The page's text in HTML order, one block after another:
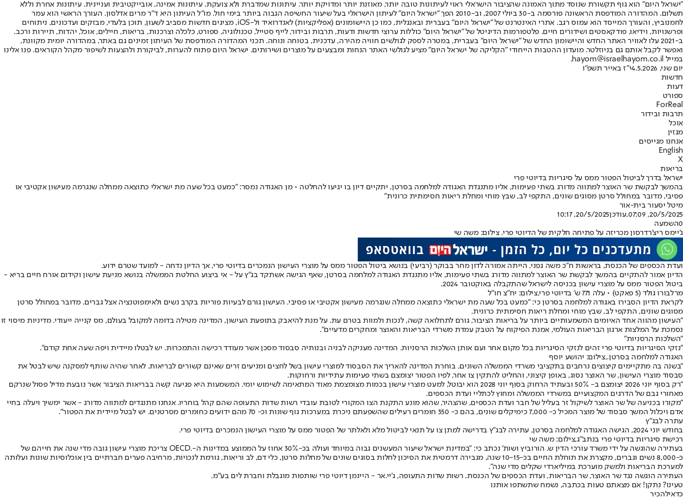
"ישראל היום" הוא גוף תקשורת שנוסד מתוך האמונה שהציבור הישראלי ראוי לעיתונות טובה יותר, מאוזנת יותר ומדויקת יותר. עיתונות שמדברת ולא צועקת. עיתונות אמינה, אובייקטיבית ועניינית. עיתונות אחרת וללא
תשלום. המהדורה המודפסת הראשונה פורסמה ב-30 ביולי 2007, וב-2010 הפך "ישראל היום" לעיתון הישראלי בעל שיעור החשיפה הגבוה ביותר בימי חול. מו"ל העיתון היא ד"ר מרים אדלסון. העורך הראשי הוא עמר
לחמנוביץ, והעורך המייסד הוא עמוס רגב. אתרי האינטרנט של "ישראל היום" בעברית ובאנגלית, כמו כן היישומונים (אפליקציות) לאנדרואיד ול-iOS, מציגים חדשות מסביב לשעון, תוכן בלעדי, מבזקים ועדכונים, ניתוחים
ופרשנויות, וידיאו, פודקאסטים ושידורים חיים. פלטפורמות הדיגיטל של "ישראל היום" כוללות ערוצי חדשות ודעות, תרבות ובידור, לייף סטייל, טכנולוגיה, ספורט, כלכלה וצרכנות, בריאות, חיילים, אוכל, יהדות, תיירות ורכב.
ב-2021 עלו לאוויר האתר החדש והיישומון החדש של "ישראל היום" בעברית, במטרה לספק לגולשים חוויה מהירה, עדכנית, בטוחה ונוחה. תכני המהדורה המודפסת של העיתון זמינים גם באתר, במהדורה יומית מקוונת,
ואפשר לקבל אותם גם בניוזלטר. מועדון ההטבות הייחודי "הקליקה של ישראל היום" מציע לגולשי האתר הנחות ומבצעים על מוצרים ושירותים. ישראל היום פתוח להערות, לביקורת ולהצעות לשיפור מקהל הקוראים. פנו אלינו
במייל hayom@israelhayom.co.il.
יום שני, 4.5.2026
י"ז באייר תשפ"ו
חדשות
דעות
ספורט
ForReal
תרבות ובידור
אוכל
מגזין
אנחנו מגייסים
English
X
בריאות
ישראל בדרך לביטול הפטור ממס על סיגריות בדיוטי פרי
בהמשך לבקשת שר האוצר למתווה מדורג בשתי פעימות, אליו מתנגדת האגודה למלחמה בסרטן, יתקיים דיון בו יגיעו להחלטה • מן האגודה נמסר: "כמעט בכל שעה מת ישראלי כתוצאה ממחלה שנגרמה מעישון אקטיבי או
פסיבי, מדובר במחולל סרטן מסוגים שונים, התקפי לב, שבץ מוחי ומחלת ריאות חסימתית כרונית"
מיטל יסעור בית-אור
20/5/2025, 07:09
,עודכן20/5/2025, 10:17
0השמעה
ג'יימס ריצ'רדרסון מכריזה על פתיחה חלקית של הדיוטי פרי. צילום: משה שי
ועדת הכספים של הכנסת, בראשות ח"כ משה גפני, הייתה אמורה לדון מחר בבוקר (רביעי) בנושא ביטול הפטור ממס על מוצרי העישון הנמכרים בדיוטי פרי, אך הדיון נדחה - למועד שטרם ידוע.
הדיון אמור להתקיים בהמשך לבקשת שר האוצר למתווה מדורג בשתי פעימות, אליו מתנגדת האגודה למלחמה בסרטן, שאף הגישה אשתקד בג"ץ על - אי ביצוע החלטת הממשלה בנושא מניעת עישון וקידום אורח חיים בריא -
ביטול הפטור ממס על מוצרי עישון בכניסה לישראל שהתקבלה באוקטובר 2024.
מרלבורו גולד (5 פאקט) • עלה 771 ש' בדיוטי פרי,צילום: יח"צ חו"ל
לקראת הדיון הסבירו באגודה למלחמה בסרטן כי: "כמעט בכל שעה מת ישראלי כתוצאה ממחלה שנגרמה מעישון אקטיבי או פסיבי. העישון גורם לבעיות פוריות בקרב נשים ולאימפוטנציה אצל גברים. מדובר במחולל סרטן
מסוגים שונים, התקפי לב, שבץ מוחי ומחלת ריאות חסימתית כרונית.
"העישון מהווה אחד האיומים המשמעותיים ביותר על בריאות הציבור, גורם לתחלואה קשה, לנכות ולמוות בטרם עת. על מנת להיאבק בתופעת העישון, המדינה מטילה בדומה למקובל בעולם, מס קנייה ייעודי. מדיניות מיסוי זו
נסמכת על המלצות ארגון הבריאות העולמי, אמנת הפיקוח על הטבק עמדת משרדי הבריאות והאוצר ומחקרים מדעיים".
"השלכות הרסניות"
"נזקי הסיגריות בדיוטי פרי זהים לנזקי הסיגריות בכל מקום אחר ועם אותן השלכות הרסניות. המדינה מעניקה לבניה ובנותיה סבסוד מסכן אשר מעודד רכישה והתמכרות. יש לבטלו מיידית ויפה שעה אחת קודם".
האגודה למלחמה בסרטן.,צילום: יהושע יוסף
"בשנה בה מתקיימים קיצוצים נרחבים בתקציבי משרדי הממשלה השונים, בוחרת המדינה להאריך את הסבסוד למוצרי עישון בשל לחצים ומניעים זרים שאינם קשורים לבריאות. לאחר שהיה שותף למסקנה שיש לבטל את
סבסוד מוצרי העישון, שר האוצר נסוג, באופן קיצוני, והחליט להתקין צו אחר, לפיו הפטור יצומצם בשתי פעימות עתידיות ורחוקות.
"רק בסוף יוני 2026 יצומצם ב- 50% ובעתיד הרחוק בסוף יוני 2028 הוא יבוטל, למעט מוצרי עישון בכמות מצומצמת מאוד המתאימה לשימוש יומי. המשמעות היא פגיעה קשה בבריאות הציבור אשר נובעת מדיל פסול שנרקם
מאחורי גבם של הדרגים המקצועיים במשרדי הממשלה ומחוץ לכתליי ועדת הכספים.
"מקורו בכניעה של שר האוצר לשיקול זר בעליל של חבר ועדת הכספים, שהצהיר, שהוא מונע התקנת הצו המקורי לטובת עובדי רשות שדות התעופה שהם קהל בוחריו. אנחנו מתנגדים למתווה מדורג - אשר ימשיך ויעלה בחיי
אדם ויכלול המשך סבסוד של מוצר המכיל כ- 7,000 כימיקלים שונים, בהם כ- 350 חומרים רעילים שהשפעתם ניכרת במערכות גוף שונות וכ- 70 מהם ידועים כחומרים מסרטנים. יש לבטל מיידית את הפטור".
עתרה לבג"ץ
בחודש יוני 2024, הגישה האגודה למלחמה בסרטן, עתירה לבג"ץ בדרישה למתן צו על תנאי לביטול מלא ולאלתר של הפטור ממס על מוצרי העישון הנמכרים בדיוטי פרי.
רכישת סיגריות בדיוטי פרי בנתב"ג,צילום: משה שי
בעתירה שהוגשה על ידי משרד עורכי הדין ש. הורוביץ ושות' נכתב כי: "במדינת ישראל שיעור המעשנים גבוה במיוחד ועולה בכ-30% אחוז על הממוצע במדינות ה-.OECD צריכת מוצרי עישון גובה מדי שנה את חייהם של
כ-8,000 נשים וגברים, מקצרת את תוחלת החיים בכ-10-15 שנה, מגבירה דרמטית את הסיכון לחלות בסוגים שונים של מחלות סרטן, כלי דם, לב וריאות, גורמת לנכויות, מרחיבה פערים חברתיים בין אוכלוסיות שונות ועלותה
למערכת הבריאות ולמשק מוערכת במיליארדי שקלים מדי שנה".
העתירה הוגשה נגד שר האוצר, שר הבריאות, ועדת הכספים של הכנסת, רשות שדות התעופה, ג'יי.אר - היינמן דיוטי פרי שותפות מוגבלת וחברת לים בע"מ.
טעינו? נתקן! אם מצאתם טעות בכתבה, נשמח שתשתפו אותנו
כדאילהכיר